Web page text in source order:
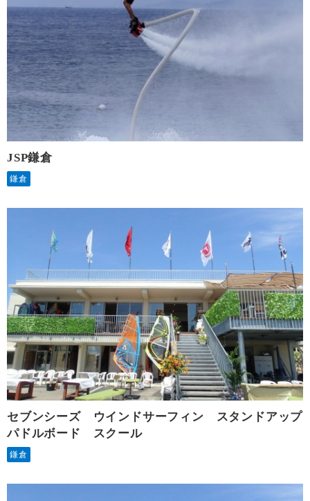
JSP鎌倉
鎌倉
セブンシーズ ウインドサーフィン スタンドアップ
パドルボード スクール
鎌倉